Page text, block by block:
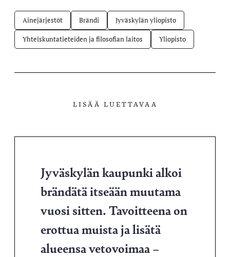
Ainejärjestöt Brändi Jyväskylän yliopisto
Yhteiskuntatieteiden ja filosofian laitos Yliopisto
LISÄÄ LUETTAVAA
Jyväskylän kaupunki alkoi
brändätä itseään muutama
vuosi sitten. Tavoitteena on
erottua muista ja lisätä
alueensa vetovoimaa –